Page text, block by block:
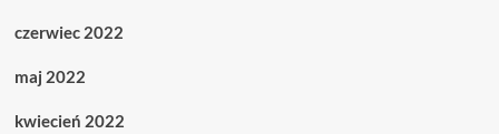
czerwiec 2022
maj 2022
kwiecień 2022